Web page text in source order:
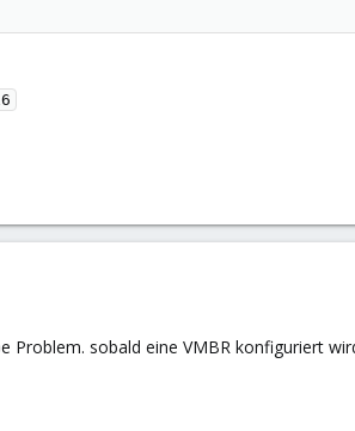
Problem. sobald eine VMBR konfiguriert